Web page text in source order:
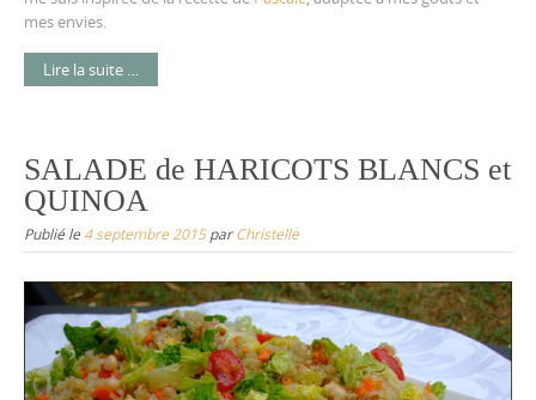
mes envies.
Lire la suite …
SALADE de HARICOTS BLANCS et
QUINOA
Publié le 4 septembre 2015parChristelle